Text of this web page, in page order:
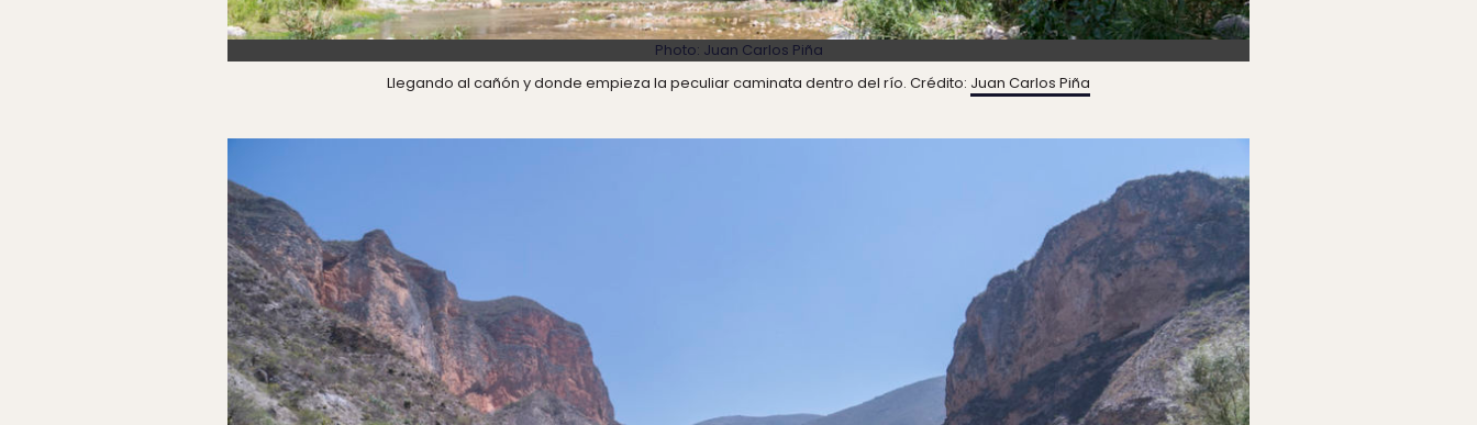
Photo: Juan Carlos Piña
Llegando al cañón y donde empieza la peculiar caminata dentro del río. Crédito: Juan Carlos Piña